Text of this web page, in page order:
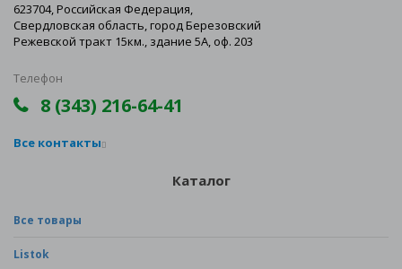
623704, Российская Федерация,
Свердловская область, город Березовский
Режевской тракт 15км., здание 5А, оф. 203
Телефон
8 (343) 216-64-41
Все контакты
Каталог
Все товары
Listok